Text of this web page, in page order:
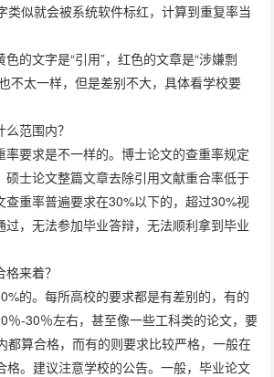
类似就会被系统软件标红，计算到重复率当
的文字是“引用”，红色的文章是“涉嫌剽
不太一样，但是差别不大，具体看学校要
范围内？
率要求是不一样的。博士论文的查重率规定
硕士论文整篇文章去除引用文献重合率低于
查重率普遍要求在30%以下的，超过30%视
过，无法参加毕业答辩，无法顺利拿到毕业
来着？
的。每所高校的要求都是有差别的，有的
％-30％左右，甚至像一些工科类的论文，要
都算合格，而有的则要求比较严格，一般在
格。建议注意学校的公告。一般，毕业论文